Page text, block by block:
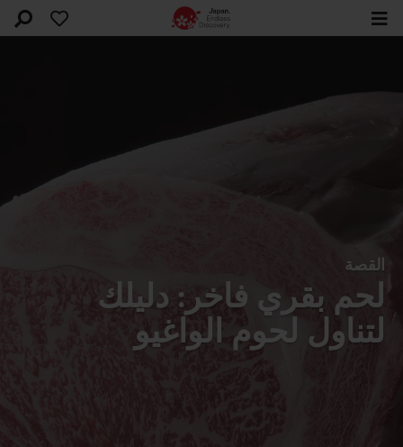
القصة
لحم بقري فاخر: دليلك
لتناول لحوم الواغيو